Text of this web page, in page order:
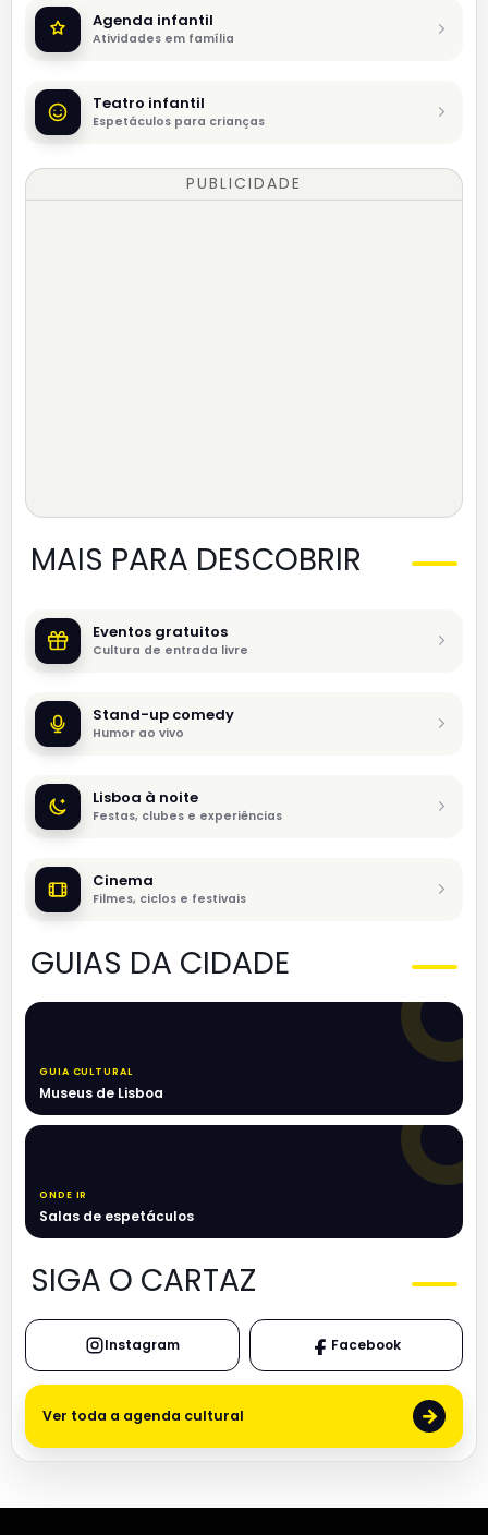
Agenda infantil
Atividades em família
Teatro infantil
Espetáculos para crianças
PUBLICIDADE
MAIS PARA DESCOBRIR
Eventos gratuitos
Cultura de entrada livre
Stand-up comedy
Humor ao vivo
Lisboa à noite
Festas, clubes e experiências
Cinema
Filmes, ciclos e festivais
GUIAS DA CIDADE
GUIA CULTURAL
Museus de Lisboa
ONDE IR
Salas de espetáculos
SIGA O CARTAZ
Instagram Facebook
Ver toda a agenda cultural →